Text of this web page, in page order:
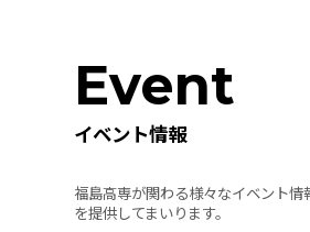
Event
イベント情報
福島高専が関わる様々なイベント
を提供してまいります。